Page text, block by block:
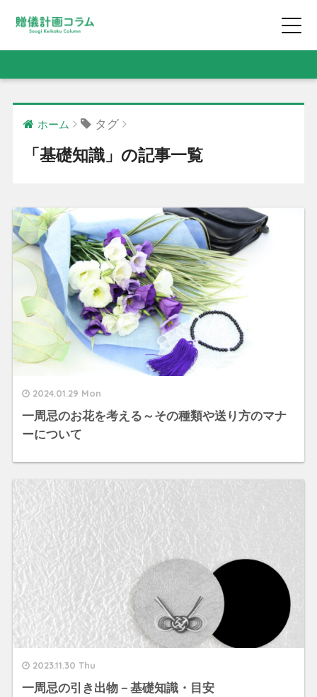
ホーム タグ
「基礎知識」の記事一覧
2024.01.29 Mon
一周忌のお花を考える～その種類や送り方のマナ
ーについて
2023.11.30 Thu
一周忌の引き出物－基礎知識・目安